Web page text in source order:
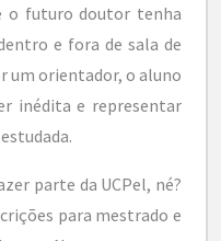
o futuro doutor tenha
e fora de sala de
um orientador, o aluno
inédita e representar
parte da UCPel, né?
para mestrado e